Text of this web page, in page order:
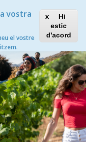
vostra
el vostre
Hi
estic
d'acord